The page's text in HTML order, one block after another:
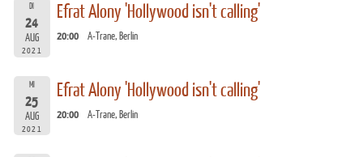
DI
24
AUG
2021
Efrat Alony 'Hollywood isn't calling'
20:00 A-Trane, Berlin
MI
25
AUG
2021
Efrat Alony 'Hollywood isn't calling'
20:00 A-Trane, Berlin